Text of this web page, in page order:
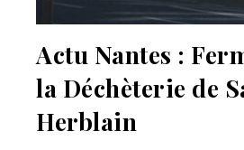
Actu Nantes :
la Déchèterie de
Herblain